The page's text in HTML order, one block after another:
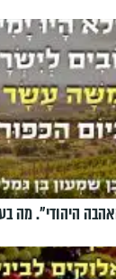
היהודי". מה